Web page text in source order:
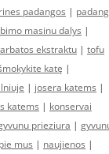
padangos |
masinu dalys |
ekstraktu | tofu
katę |
| josera katems |
katems | konservai
prieziura |
mus | naujienos |